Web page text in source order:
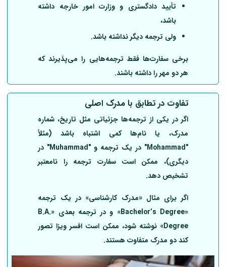
تأیید دادگستری و وزارت امور خارجه داشته
باشد،
ولی ترجمه دیگر نداشته باشد.
برخی سفارت‌ها فقط ترجمه‌هایی را می‌پذیرند که
هر دو مهر را داشته باشند.
تفاوت درتطابق با مدرک اصلی
اگر در یکی از ترجمه‌ها جزئیاتی مثل تاریخ، شماره
مدرک، یا نام‌ها کمی اشتباه باشد (مثلاً
"Mohammad" در یک ترجمه و "Muhammad" در
دیگری)، ممکن است سفارت ترجمه را نامعتبر
تشخیص دهد.
اگر برای مثال «مدرک کارشناسی» در یک ترجمه
«Bachelor’s Degree» و در ترجمه بعدی «B.A.
Degree» نوشته شود، ممکن است افسر ویزا تصور
کند دو مدرک متفاوت هستند.